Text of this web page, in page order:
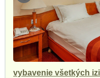
vybavenie všetkých